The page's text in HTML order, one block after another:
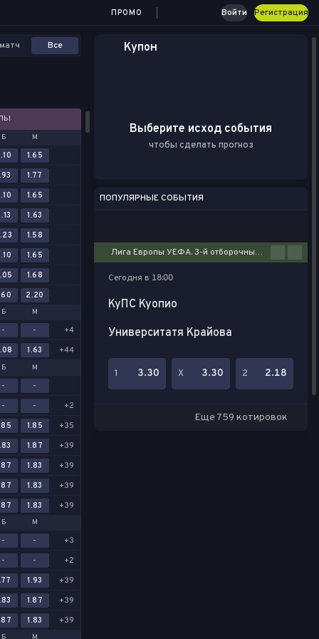
ПРОМО Войти Регистрация
Все
Б М
1.65
1.77
1.65
1.63
1.58
1.65
1.68
2.20
Б М
- -
+4
1.63 +44
Б М
-
-
- -
+2
1.85
+35
1.87
+39
1.83
+39
1.83
+39
1.83 +39
Б М
- -
+3
- -
+2
1.93
+39
1.87
+39
1.83 +39
Купон
Выберите исход события
чтобы сделать прогноз
ПОПУЛЯРНЫЕ СОБЫТИЯ
Лига Европы УЕФА. 3-й отборочный этап. Первые матчи
Сегодня в 18:00
КуПС Куопио
Университатя Крайова
1 3.30 Х 3.30 2 2.18
Еще 759 котировок